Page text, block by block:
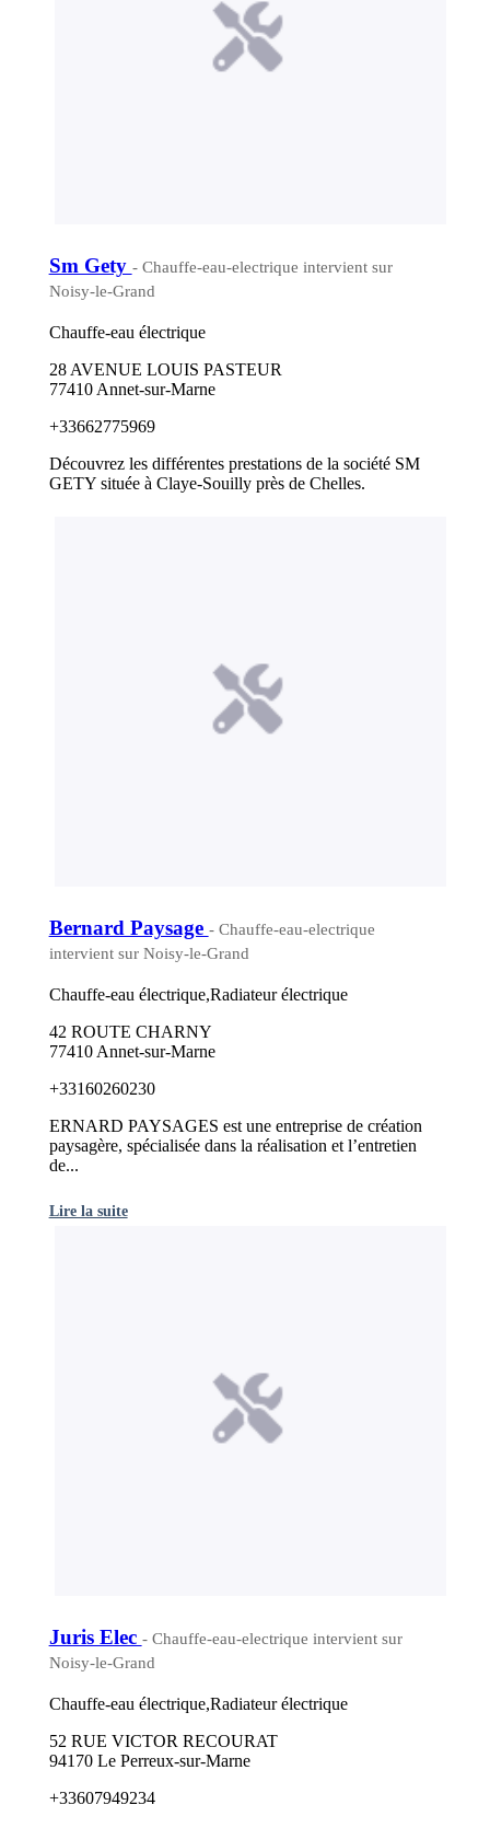
Sm Gety - Chauffe-eau-electrique intervient sur
Noisy-le-Grand
Chauffe-eau électrique
28 AVENUE LOUIS PASTEUR
77410 Annet-sur-Marne
+33662775969
Découvrez les différentes prestations de la société SM
GETY située à Claye-Souilly près de Chelles.
Bernard Paysage - Chauffe-eau-electrique
intervient sur Noisy-le-Grand
Chauffe-eau électrique,Radiateur électrique
42 ROUTE CHARNY
77410 Annet-sur-Marne
+33160260230
ERNARD PAYSAGES est une entreprise de création
paysagère, spécialisée dans la réalisation et l’entretien
de...
Lire la suite
Juris Elec - Chauffe-eau-electrique intervient sur
Noisy-le-Grand
Chauffe-eau électrique,Radiateur électrique
52 RUE VICTOR RECOURAT
94170 Le Perreux-sur-Marne
+33607949234